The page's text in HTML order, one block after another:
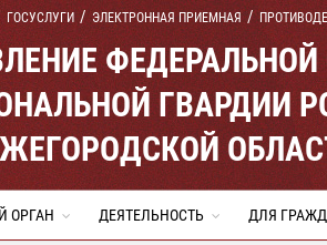
ГОСУСЛУГИ ЭЛЕКТРОННАЯ ПРИЕМНАЯ
ГВАРДИИ
ОРГАН ДЕЯТЕЛЬНОСТЬ ДЛЯ